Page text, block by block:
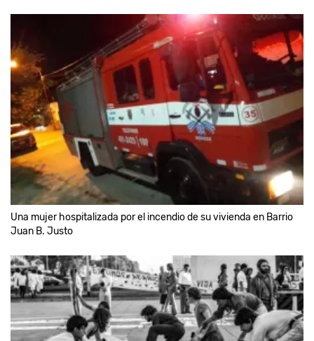
Una mujer hospitalizada por el incendio de su vivienda en Barrio
Juan B. Justo